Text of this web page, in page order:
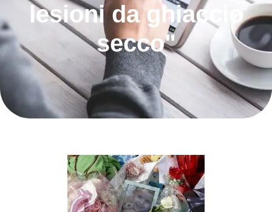
lesioni da ghiaccio
secco"